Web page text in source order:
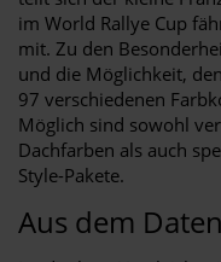
im World Rallye Cup
mit. Zu den
und die Möglichkeit,
97 verschiedenen
Möglich sind sowohl
Dachfarben als auch
Style-Pakete.
Aus dem